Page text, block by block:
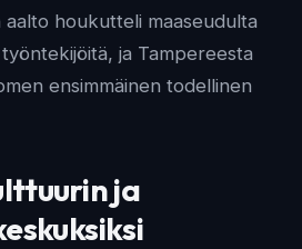
aalto houkutteli maaseudulta
ja Tampereesta
ensimmäinen todellinen
ja